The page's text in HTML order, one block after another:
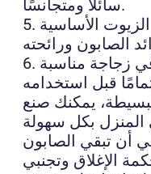
سائلًا ومتجانسًا.
5. اضافة مكونات اختيارية مثل الزيوت الأساسية
6. اسكبي الصابون السائل في زجاجة مناسبة
يمكنك صنع
المنزل بكل سهولة
أن تبقي الصابون
الإغلاق وتجنبي